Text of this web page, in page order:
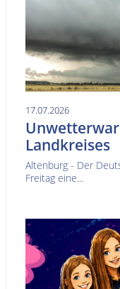
17.07.2026
Landkreises
Altenburg - Der
Freitag eine...